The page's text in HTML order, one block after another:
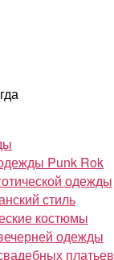
Punk Rok
одежды
стиль
костюмы
одежды
платьев